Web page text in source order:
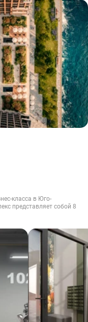
класса в Юго-
представляет собой 8